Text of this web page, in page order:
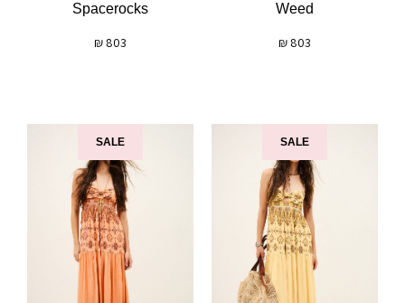
Weed
803
₪
Spacerocks
803
₪
SALE
SALE